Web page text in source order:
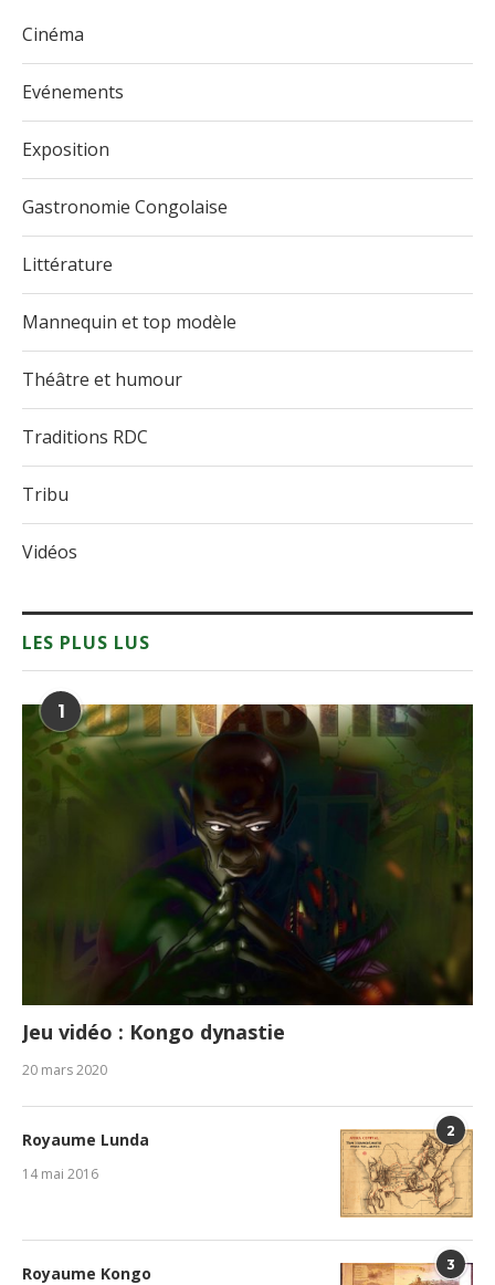
Cinéma
Evénements
Exposition
Gastronomie Congolaise
Littérature
Mannequin et top modèle
Théâtre et humour
Traditions RDC
Tribu
Vidéos
LES PLUS LUS
1
Jeu vidéo : Kongo dynastie
20 mars 2020
2
Royaume Lunda
14 mai 2016
3
Royaume Kongo